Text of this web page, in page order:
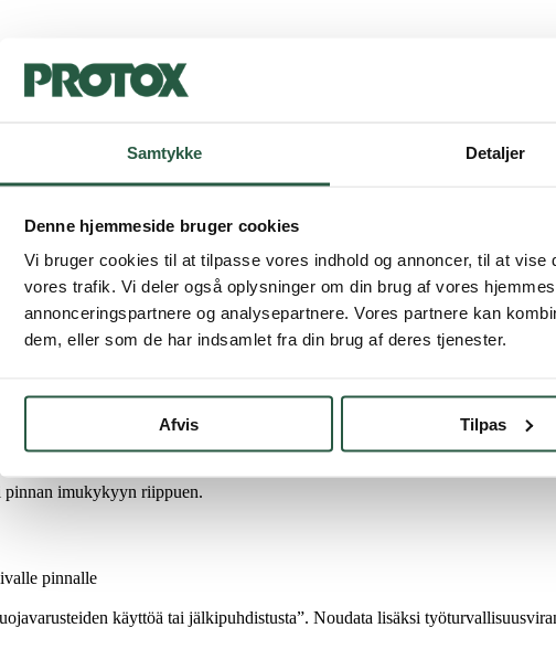
Samtykke Detaljer
Denne hjemmeside bruger cookies
Vi bruger cookies til at tilpasse vores indhold og annoncer, til at
vores trafik. Vi deler også oplysninger om din brug af vores
annonceringspartnere og analysepartnere. Vores partnere kan
dem, eller som de har indsamlet fra din brug af deres tjenester.
Afvis Tilpas
olevan pölyn ja asbestikuitujen sitomiseen
ja kellareihin
että sisällä
kuitujen sitova aine, joka on suunniteltu erityisesti eristysmateriaaleihin
kalvo eristemateriaaleille ja muille huokoisille pinnoille, kuten
ja kuitujen leviäminen minimoituu.
sisä- että ulkotiloissa materiaaleilla, joista voi irrota pölyä tai kuituja,
siveltimellä, kunnes pinta on kyllästynyt.
pinnan imukykyyn riippuen.
pinnalle
käyttöä tai jälkipuhdistusta”. Noudata lisäksi